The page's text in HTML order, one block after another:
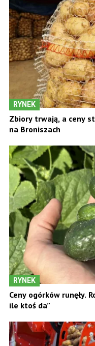
RYNEK
Zbiory trwają, a ceny
na Broniszach
RYNEK
Ceny ogórków runęły.
ile ktoś da”